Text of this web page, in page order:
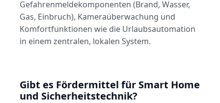
Gefahrenmeldekomponenten (Brand, Wasser,
Gas, Einbruch), Kameraüberwachung und
Komfortfunktionen wie die Urlaubsautomation
in einem zentralen, lokalen System.
Gibt es Fördermittel für Smart Home
und Sicherheitstechnik?